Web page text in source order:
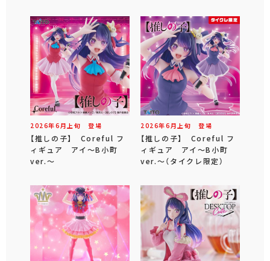
2026年6 月 上旬 登場
【推しの子】 Coreful フ
ィギュア アイ～B小町
ver.～
2026年6 月 上旬 登場
【推しの子】 Coreful フ
ィギュア アイ～B小町
ver.～（タイクレ限定）